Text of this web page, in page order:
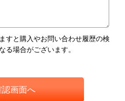
すと購入やお問い合わせ履歴の検
る場合がございます。
認画面へ